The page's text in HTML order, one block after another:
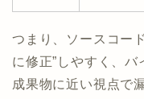
つまり、ソースコー
に修正”しやすく、
成果物に近い視点で